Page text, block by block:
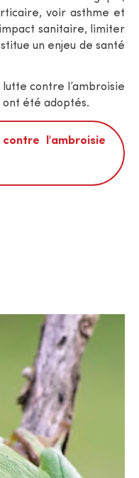
voir asthme et
sanitaire, limiter
un enjeu de santé
lutte contre l’ambroisie
été adoptés.
l'ambroisie